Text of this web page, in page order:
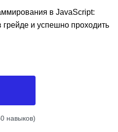
в JavaScript:
грейде и успешно проходить
навыков)